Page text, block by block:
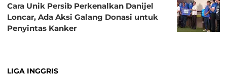
Cara Unik Persib Perkenalkan Danijel
Loncar, Ada Aksi Galang Donasi untuk
Penyintas Kanker
LIGA INGGRIS